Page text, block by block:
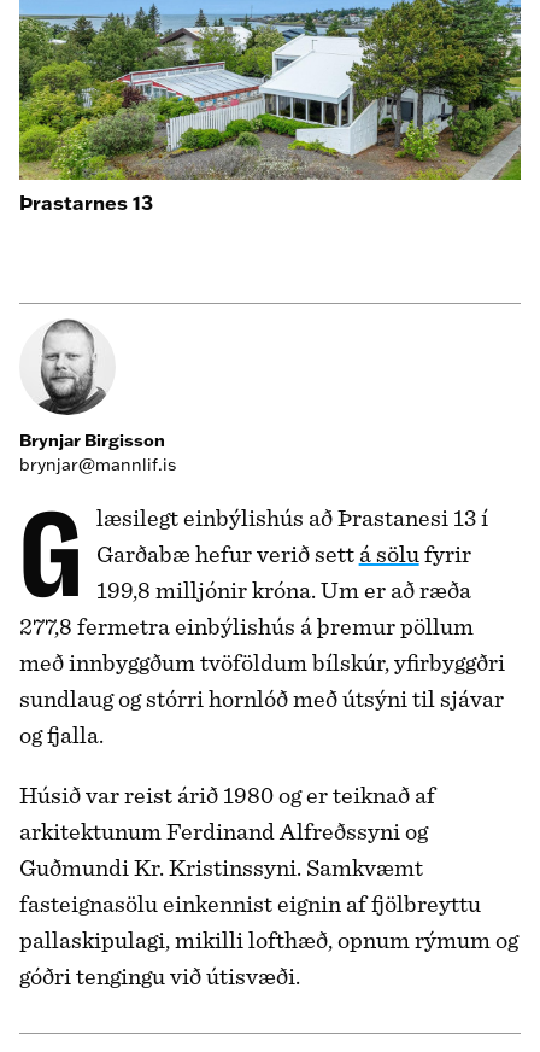
Þrastarnes 13
Brynjar Birgisson
brynjar@mannlif.is
Glæsilegt einbýlishús að Þrastanesi 13 í Garðabæ hefur verið settá sölufyrir
199,8 milljónir króna. Um er að ræða
277,8 fermetra einbýlishús á þremur pöllum
með innbyggðum tvöföldum bílskúr, yfirbyggðri
sundlaug og stórri hornlóð með útsýni til sjávar
og fjalla.
Húsið var reist árið 1980 og er teiknað af
arkitektunum Ferdinand Alfreðssyni og
Guðmundi Kr. Kristinssyni. Samkvæmt
fasteignasölu einkennist eignin af fjölbreyttu
palla­skipulagi, mikilli lofthæð, opnum rýmum og
góðri tengingu við útisvæði.